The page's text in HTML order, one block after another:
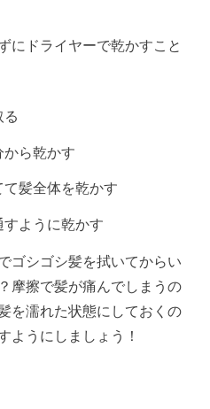
にドライヤーで乾かすこと
る
ら乾かす
て髪全体を乾かす
ように乾かす
ゴシゴシ髪を拭いてからい
摩擦で髪が痛んでしまうの
を濡れた状態にしておくの
ようにしましょう！